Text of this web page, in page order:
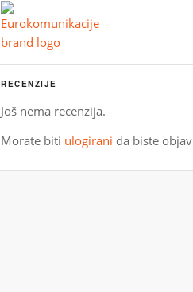
RECENZIJE
Još nema recenzija.
Morate biti ulogirani da biste